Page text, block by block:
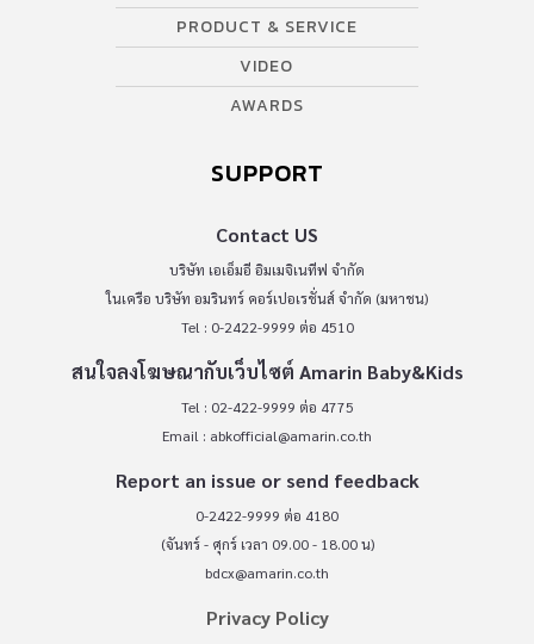
PRODUCT & SERVICE
VIDEO
AWARDS
SUPPORT
Contact US
บริษัท เอเอ็มอี อิมเมจิเนทีฟ จำกัด
ในเครือ บริษัท อมรินทร์ คอร์เปอเรชั่นส์ จำกัด (มหาชน)
Tel : 0-2422-9999 ต่อ 4510
สนใจลงโฆษณากับเว็บไซต์ Amarin Baby&Kids
Tel : 02-422-9999 ต่อ 4775
Email : abkofficial@amarin.co.th
Report an issue or send feedback
0-2422-9999 ต่อ 4180
(จันทร์ - ศุกร์ เวลา 09.00 - 18.00 น)
bdcx@amarin.co.th
Privacy Policy